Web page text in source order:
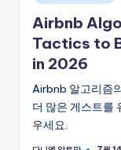
시
됨
Airbnb
Tactics to
in 2026
Airbnb 알고리즘
더 많은 게스트를
우세요.